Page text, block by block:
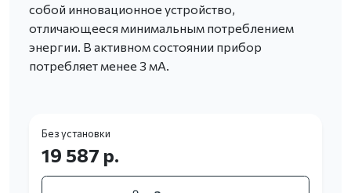
собой инновационное устройство,
отличающееся минимальным потреблением
энергии. В активном состоянии прибор
потребляет менее 3 мА.
Без установки
19 587 р.